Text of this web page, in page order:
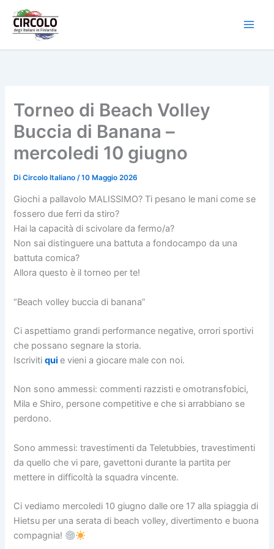
contenuto
Torneo di Beach Volley
Buccia di Banana –
mercoledi 10 giugno
DiCircolo Italiano /10 Maggio 2026
Giochi a pallavolo MALISSIMO? Ti pesano le mani come se
fossero due ferri da stiro?
Hai la capacità di scivolare da fermo/a?
Non sai distinguere una battuta a fondocampo da una
battuta comica?
Allora questo è il torneo per te!
“Beach volley buccia di banana”
Ci aspettiamo grandi performance negative, orrori sportivi
che possano segnare la storia.
Iscrivitiqui e vieni a giocare male con noi.
Non sono ammessi: commenti razzisti e omotransfobici,
Mila e Shiro, persone competitive e che si arrabbiano se
perdono.
Sono ammessi: travestimenti da Teletubbies, travestimenti
da quello che vi pare, gavettoni durante la partita per
mettere in difficoltà la squadra vincente.
Ci vediamo mercoledi 10 giugno dalle ore 17 alla spiaggia di
Hietsu per una serata di beach volley, divertimento e buona
compagnia!